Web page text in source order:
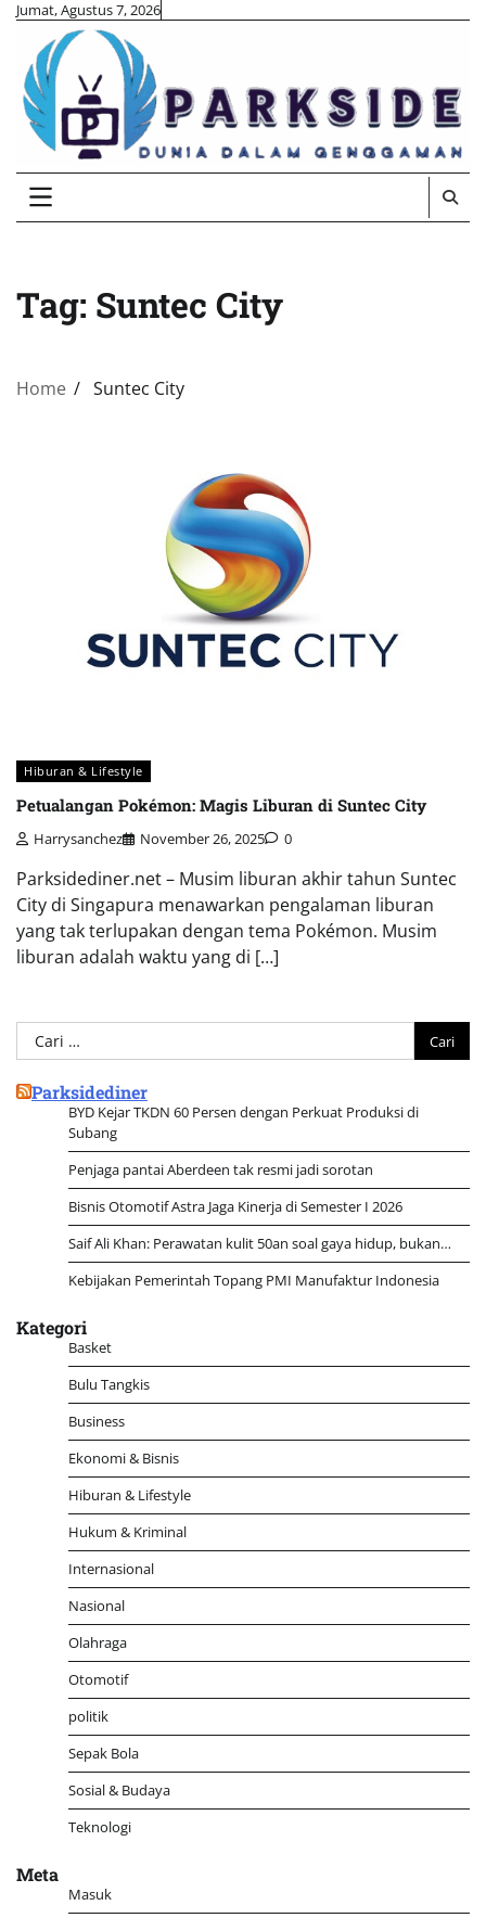
Skip
content
Jumat, Agustus 7, 2026
Tag: Suntec City
Home Suntec City
Hiburan & Lifestyle
Petualangan Pokémon: Magis Liburan di Suntec City
Harrysanchez November 26, 2025 0
Parksidediner.net – Musim liburan akhir tahun Suntec
City di Singapura menawarkan pengalaman liburan
yang tak terlupakan dengan tema Pokémon. Musim
liburan adalah waktu yang di […]
Cari
untuk:
Parksidediner
BYD Kejar TKDN 60 Persen dengan Perkuat Produksi di
Subang
Penjaga pantai Aberdeen tak resmi jadi sorotan
Bisnis Otomotif Astra Jaga Kinerja di Semester I 2026
Saif Ali Khan: Perawatan kulit 50an soal gaya hidup, bukan…
Kebijakan Pemerintah Topang PMI Manufaktur Indonesia
Kategori
Basket
Bulu Tangkis
Business
Ekonomi & Bisnis
Hiburan & Lifestyle
Hukum & Kriminal
Internasional
Nasional
Olahraga
Otomotif
politik
Sepak Bola
Sosial & Budaya
Teknologi
Meta
Masuk